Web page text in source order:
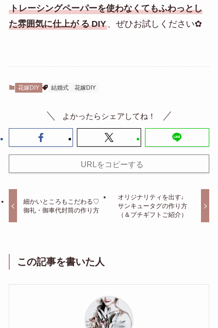
トレーシングペーパーを使わなくてもふわっとし
た雰囲気に仕上が る DIY、ぜひお試しください✿
花嫁DIY 結婚式 花嫁DIY
よかったらシェアしてね！
URLをコピーする
細かいところもこだわる♡
御礼・御車代封筒の作り方
オリジナリティを出す♩
サンキュータグの作り方
（＆プチギフトご紹介）
この記事を書いた人